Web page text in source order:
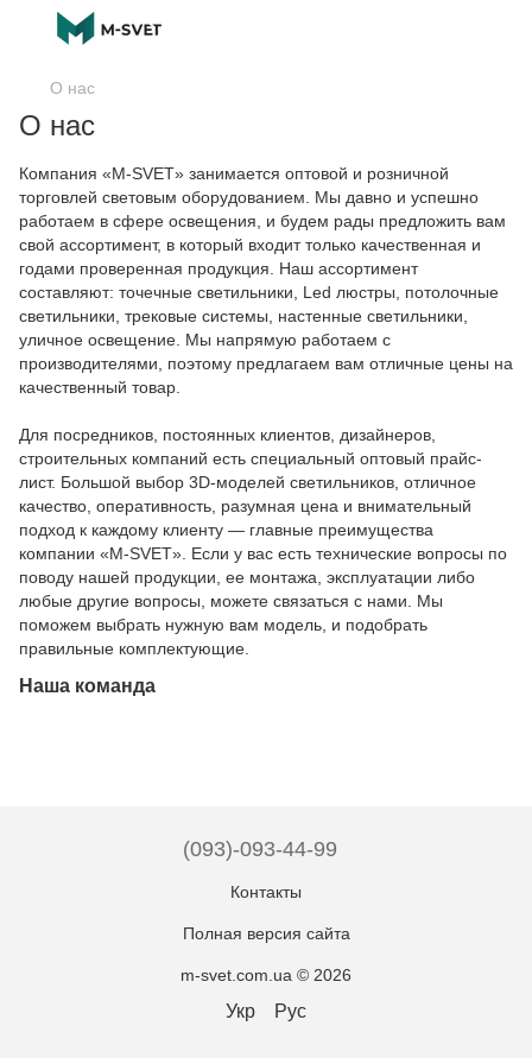
О нас
О нас
Компания «M-SVET» занимается оптовой и розничной
торговлей световым оборудованием. Мы давно и успешно
работаем в сфере освещения, и будем рады предложить вам
свой ассортимент, в который входит только качественная и
годами проверенная продукция. Наш ассортимент
составляют: точечные светильники, Led люстры, потолочные
светильники, трековые системы, настенные светильники,
уличное освещение. Мы напрямую работаем с
производителями, поэтому предлагаем вам отличные цены на
качественный товар.
Для посредников, постоянных клиентов, дизайнеров,
строительных компаний есть специальный оптовый прайс-
лист. Большой выбор 3D-моделей светильников, отличное
качество, оперативность, разумная цена и внимательный
подход к каждому клиенту — главные преимущества
компании «M-SVET». Если у вас есть технические вопросы по
поводу нашей продукции, ее монтажа, эксплуатации либо
любые другие вопросы, можете связаться с нами. Мы
поможем выбрать нужную вам модель, и подобрать
правильные комплектующие.
Наша команда
(093)-093-44-99
Контакты
Полная версия сайта
m-svet.com.ua © 2026
Укр Рус